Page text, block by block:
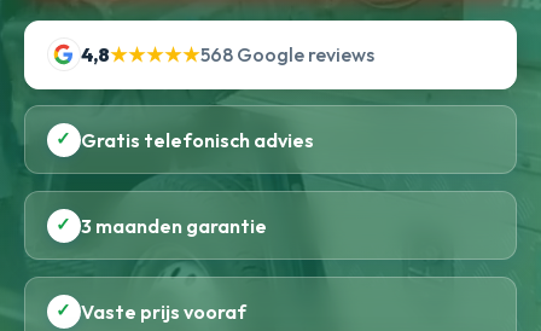
4,8★★★★★568 Google reviews
✓ Gratis telefonisch advies
✓ 3 maanden garantie
✓ Vaste prijs vooraf